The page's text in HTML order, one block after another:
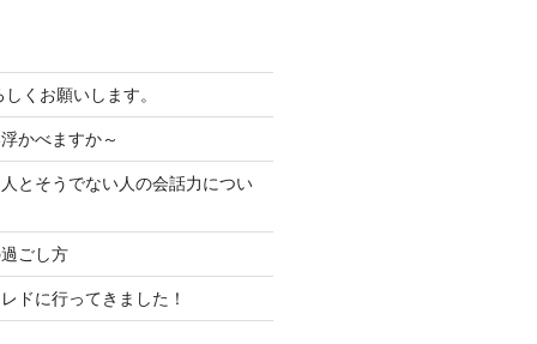
くお願いします。
かべますか～
とそうでない人の会話力につい
ごし方
ドに行ってきました！